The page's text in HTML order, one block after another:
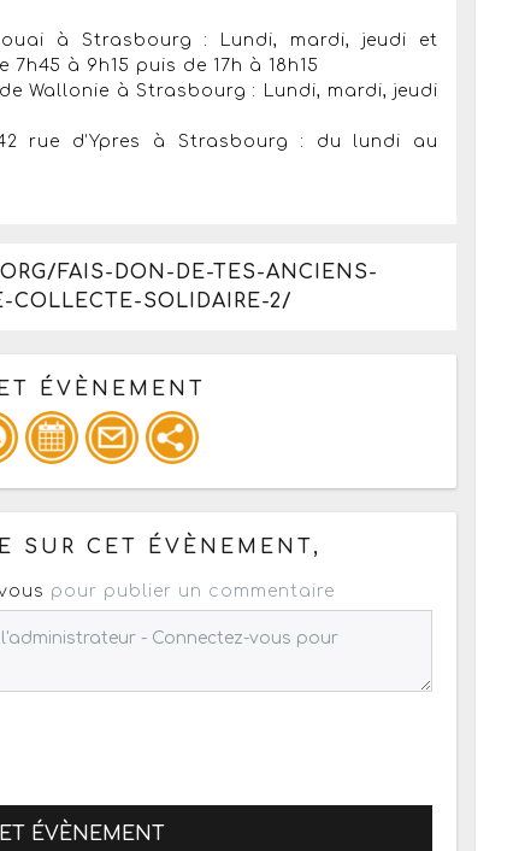
à Strasbourg : Lundi, mardi, jeudi et
à 9h15 puis de 17h à 18h15
Wallonie à Strasbourg : Lundi, mardi, jeudi
rue d’Ypres à Strasbourg : du lundi au
FAIS-DON-DE-TES-ANCIENS-
COLLECTE-SOLIDAIRE-2/
ÉVÈNEMENT
un : mail / forum / réseau social
SUR CET ÉVÈNEMENT,
pour publier un commentaire
ÉVÈNEMENT